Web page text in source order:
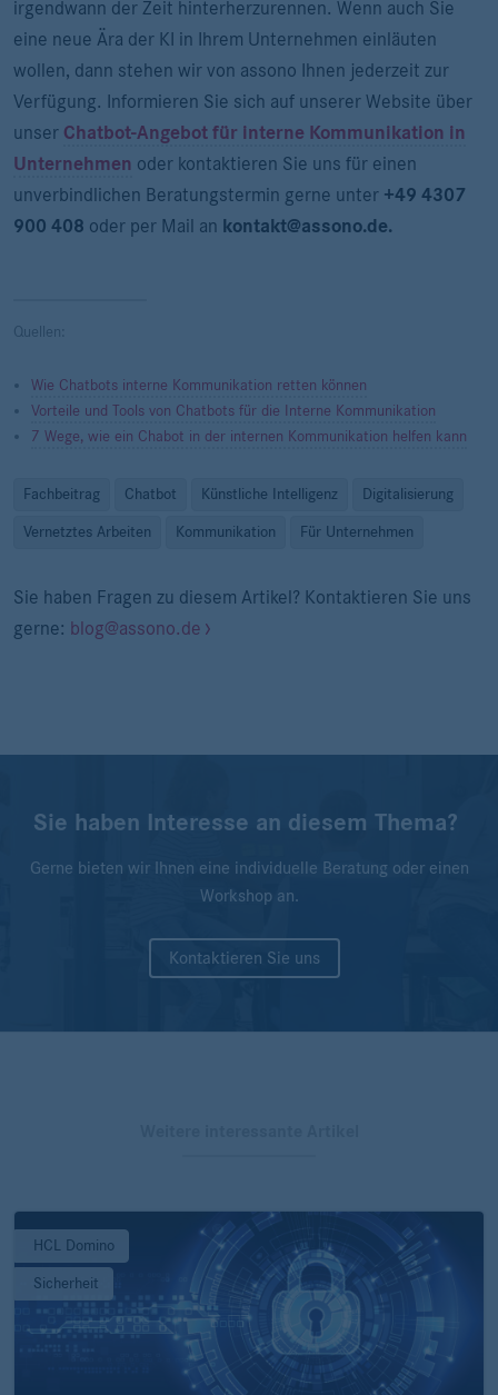
irgendwann der Zeit hinterherzurennen. Wenn auch Sie
eine neue Ära der KI in Ihrem Unternehmen einläuten
wollen, dann stehen wir von assono Ihnen jederzeit zur
Verfügung. Informieren Sie sich auf unserer Website über
unser Chatbot-Angebot für interne Kommunikation in
Unternehmen oder kontaktieren Sie uns für einen
unverbindlichen Beratungstermin gerne unter +49 4307
900 408 oder per Mail an kontakt@assono.de.
Quellen:
Wie Chatbots interne Kommunikation retten können
Vorteile und Tools von Chatbots für die Interne Kommunikation
7 Wege, wie ein Chabot in der internen Kommunikation helfen kann
Fachbeitrag Chatbot Künstliche Intelligenz Digitalisierung
Vernetztes Arbeiten Kommunikation Für Unternehmen
Sie haben Fragen zu diesem Artikel? Kontaktieren Sie uns
gerne: blog@assono.de
Sie haben Interesse an diesem Thema?
Gerne bieten wir Ihnen eine individuelle Beratung oder einen
Workshop an.
Kontaktieren Sie uns
HCL Domino
Sicherheit